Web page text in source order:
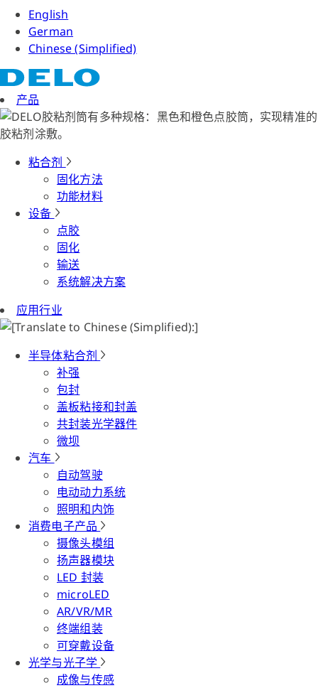
English
German
Chinese (Simplified)
产品
粘合剂
固化方法
功能材料
设备
点胶
固化
输送
系统解决方案
应用行业
半导体粘合剂
补强
包封
盖板粘接和封盖
共封装光学器件
微坝
汽车
自动驾驶
电动动力系统
照明和内饰
消费电子产品
摄像头模组
扬声器模块
LED 封装
microLED
AR/VR/MR
终端组装
可穿戴设备
光学与光子学
成像与传感